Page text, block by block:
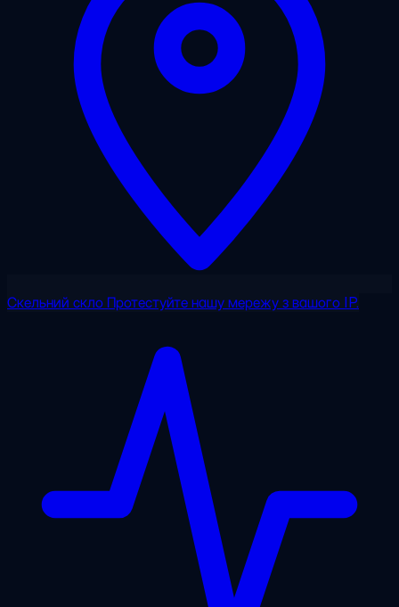
Скельний скло Протестуйте нашу мережу з вашого IP.